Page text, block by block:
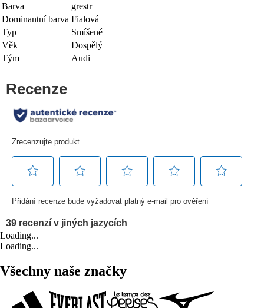
Barva
grestr
Dominantní barva Fialová
Typ
Smíšené
Věk
Dospělý
Tým
Audi
Loading...
Loading...
Všechny naše značky